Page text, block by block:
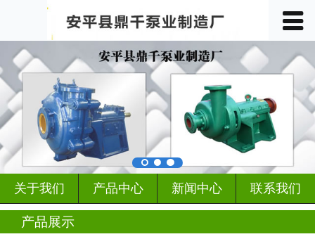
 首页
关于我们
产品中心
车间展示
客户见证
行业动态
󰀥
关于我们 产品中心 新闻中心 联系我们
产品展示